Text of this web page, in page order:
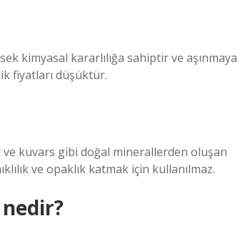
kimyasal kararlılığa sahiptir ve aşınmaya
fiyatları düşüktür.
kuvars gibi doğal minerallerden oluşan
ve opaklık katmak için kullanılmaz.